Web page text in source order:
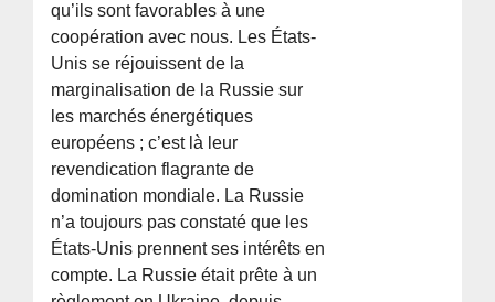
qu’ils sont favorables à une
coopération avec nous. Les États-
Unis se réjouissent de la
marginalisation de la Russie sur
les marchés énergétiques
européens ; c’est là leur
revendication flagrante de
domination mondiale. La Russie
n’a toujours pas constaté que les
États-Unis prennent ses intérêts en
compte. La Russie était prête à un